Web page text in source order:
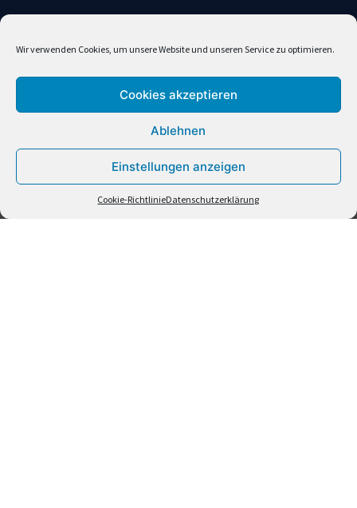
Wir verwenden Cookies, um unsere Website und unseren Service zu optimieren.
Cookies akzeptieren
Ablehnen
Einstellungen anzeigen
Cookie-RichtlinieDatenschutzerklärung
Ich möchte helfen
abgeschlossene Kinderspielplatzprojekte